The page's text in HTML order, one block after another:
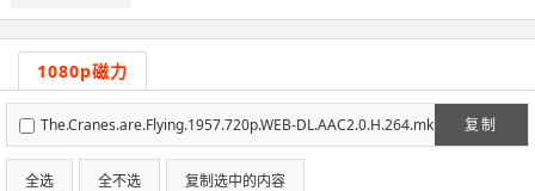
1080p磁力
复制
The.Cranes.are.Flying.1957.720p.WEB-DL.AAC2.0.H.264.mk
v
全选 全不选 复制选中的内容